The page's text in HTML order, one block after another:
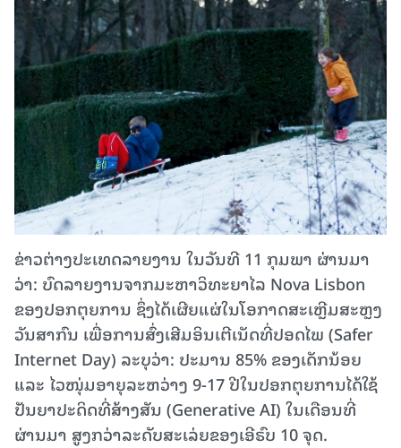
ຂ່າວຕ່າງປະເທດລາຍງານ ໃນວັນທີ 11 ກຸມພາ ຜ່ານມາ
ວ່າ: ບົດລາຍງານຈາກມະຫາວິທະຍາໄລ Nova Lisbon
ຂອງປອກຕຸຍການ ຊຶ່ງໄດ້ເຜີຍແຜ່ໃນໂອກາດສະເຫຼີມສະຫຼງ
ວັນສາກົນ ເພື່ອການສົ່ງເສີມອິນເຕີເນັດທີ່ປອດໄພ (Safer
Internet Day) ລະບຸວ່າ: ປະມານ 85% ຂອງເດັກນ້ອຍ
ແລະ ໄວໜຸ່ມອາຍຸລະຫວ່າງ 9-17 ປີໃນປອກຕຸຍການໄດ້ໃຊ້
ປັນຍາປະດິດທີ່ສ້າງສັນ (Generative AI) ໃນເດືອນທີ່
ຜ່ານມາ ສູງກວ່າລະດັບສະເລ່ຍຂອງເອີຣົບ 10 ຈຸດ.